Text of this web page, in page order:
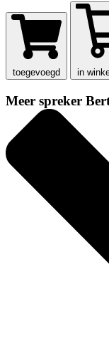
toegevoegd in
Meer spreker